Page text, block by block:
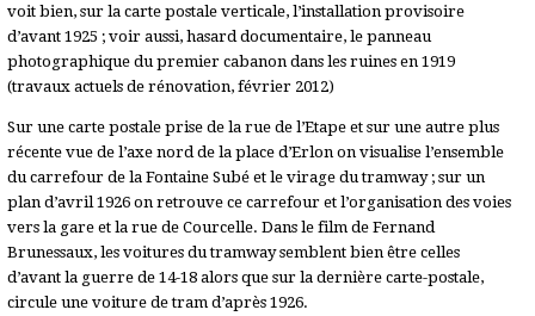
voit bien, sur la carte postale verticale, l’installation provisoire
d’avant 1925 ; voir aussi, hasard documentaire, le panneau
photographique du premier cabanon dans les ruines en 1919
(travaux actuels de rénovation, février 2012)
Sur une carte postale prise de la rue de l’Etape et sur une autre plus
récente vue de l’axe nord de la place d’Erlon on visualise l’ensemble
du carrefour de la Fontaine Subé et le virage du tramway ; sur un
plan d’avril 1926 on retrouve ce carrefour et l’organisation des voies
vers la gare et la rue de Courcelle. Dans le film de Fernand
Brunessaux, les voitures du tramway semblent bien être celles
d’avant la guerre de 14-18 alors que sur la dernière carte-postale,
circule une voiture de tram d’après 1926.